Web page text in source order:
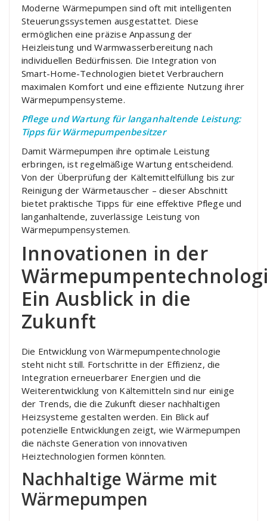
Moderne Wärmepumpen sind oft mit intelligenten
Steuerungssystemen ausgestattet. Diese
ermöglichen eine präzise Anpassung der
Heizleistung und Warmwasserbereitung nach
individuellen Bedürfnissen. Die Integration von
Smart-Home-Technologien bietet Verbrauchern
maximalen Komfort und eine effiziente Nutzung ihrer
Wärmepumpensysteme.
Pflege und Wartung für langanhaltende Leistung:
Tipps für Wärmepumpenbesitzer
Damit Wärmepumpen ihre optimale Leistung
erbringen, ist regelmäßige Wartung entscheidend.
Von der Überprüfung der Kältemittelfüllung bis zur
Reinigung der Wärmetauscher – dieser Abschnitt
bietet praktische Tipps für eine effektive Pflege und
langanhaltende, zuverlässige Leistung von
Wärmepumpensystemen.
Innovationen in der
Ein Ausblick in die
Zukunft
Die Entwicklung von Wärmepumpentechnologie
steht nicht still. Fortschritte in der Effizienz, die
Integration erneuerbarer Energien und die
Weiterentwicklung von Kältemitteln sind nur einige
der Trends, die die Zukunft dieser nachhaltigen
Heizsysteme gestalten werden. Ein Blick auf
potenzielle Entwicklungen zeigt, wie Wärmepumpen
die nächste Generation von innovativen
Heiztechnologien formen könnten.
Nachhaltige Wärme mit
Wärmepumpen